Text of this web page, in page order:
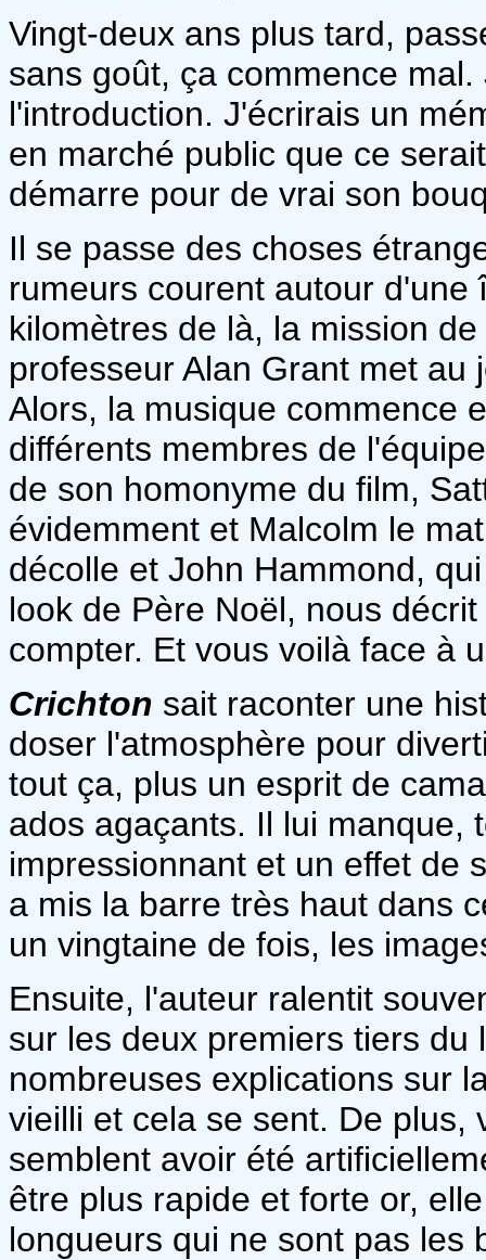
Vingt-deux ans plus tard,
sans goût, ça commence
l'introduction. J'écrirais un
en marché public que ce
démarre pour de vrai son
Il se passe des choses
rumeurs courent autour
kilomètres de là, la mission
professeur Alan Grant met au
Alors, la musique commence
différents membres de
de son homonyme du film,
évidemment et Malcolm le
décolle et John Hammond,
look de Père Noël, nous
compter. Et vous voilà face à
Crichton sait raconter une
doser l'atmosphère pour
tout ça, plus un esprit de
ados agaçants. Il lui manque,
impressionnant et un effet de
a mis la barre très haut dans
un vingtaine de fois, les
Ensuite, l'auteur ralentit
sur les deux premiers tiers
nombreuses explications sur
vieilli et cela se sent. De plus,
semblent avoir été
être plus rapide et forte or,
longueurs qui ne sont pas les